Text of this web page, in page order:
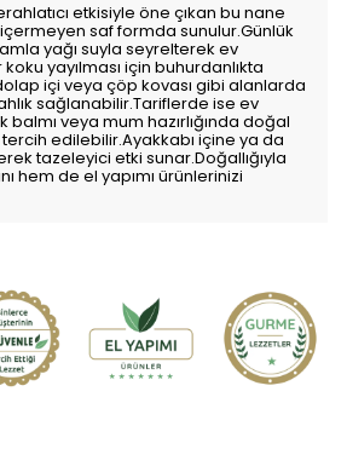
etkisiyle öne çıkan bu nane
saf formda sunulur.Günlük
yağı suyla seyrelterek ev
yayılması için buhurdanlıkta
içi veya çöp kovası gibi alanlarda
sağlanabilir.Tariflerde ise ev
balmı veya mum hazırlığında doğal
edilebilir.Ayakkabı içine ya da
tazeleyici etki sunar.Doğallığıyla
hem de el yapımı ürünlerinizi